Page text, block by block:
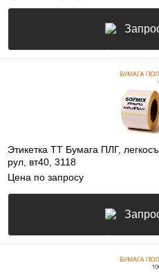
Этикетка ТТ Бумага ПЛГ,
рул, вт40, 3118
Цена по запросу